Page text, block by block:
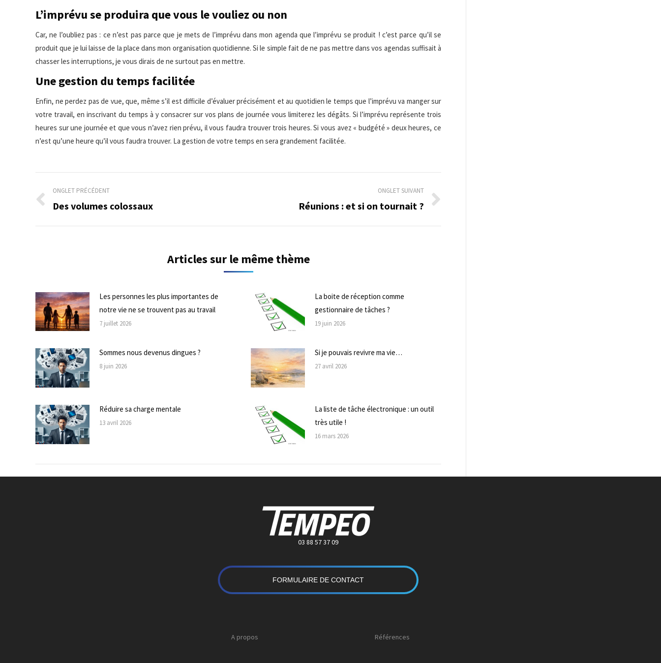
L’imprévu se produira que vous le vouliez ou non
Car, ne l’oubliez pas : ce n’est pas parce que je mets de l’imprévu dans mon agenda que l’imprévu se produit ! c’est parce qu’il se
produit que je lui laisse de la place dans mon organisation quotidienne. Si le simple fait de ne pas mettre dans vos agendas suffisait à
chasser les interruptions, je vous dirais de ne surtout pas en mettre.
Une gestion du temps facilitée
Enfin, ne perdez pas de vue, que, même s’il est difficile d’évaluer précisément et au quotidien le temps que l’imprévu va manger sur
votre travail, en inscrivant du temps à y consacrer sur vos plans de journée vous limiterez les dégâts. Si l’imprévu représente trois
heures sur une journée et que vous n’avez rien prévu, il vous faudra trouver trois heures. Si vous avez « budgété » deux heures, ce
n’est qu’une heure qu’il vous faudra trouver. La gestion de votre temps en sera grandement facilitée.
Navigation
de
commentaire
ONGLET PRÉCÉDENT
Onglet
Des volumes colossaux
ONGLET SUIVANT
Réunions : et si on tournait ?
Articles sur le même thème
Les personnes les plus importantes de
notre vie ne se trouvent pas au travail
7 juillet 2026
La boite de réception comme
gestionnaire de tâches ?
19 juin 2026
Sommes nous devenus dingues ?
8 juin 2026
Si je pouvais revivre ma vie…
27 avril 2026
Réduire sa charge mentale
13 avril 2026
La liste de tâche électronique : un outil
très utile !
16 mars 2026
03 88 57 37 09
FORMULAIRE DE CONTACT
A propos Références